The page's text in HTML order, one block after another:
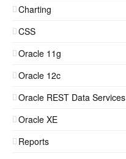
Charting
CSS
Oracle 11g
Oracle 12c
Oracle REST Data Services
Oracle XE
Reports